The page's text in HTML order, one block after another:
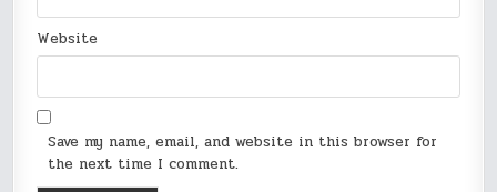
Website
Save my name, email, and website in this browser for
the next time I comment.